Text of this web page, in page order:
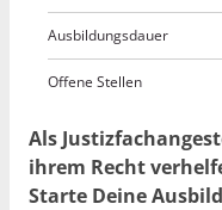
Ausbildungsdauer
Offene Stellen
Als
ihrem Recht
Starte Deine